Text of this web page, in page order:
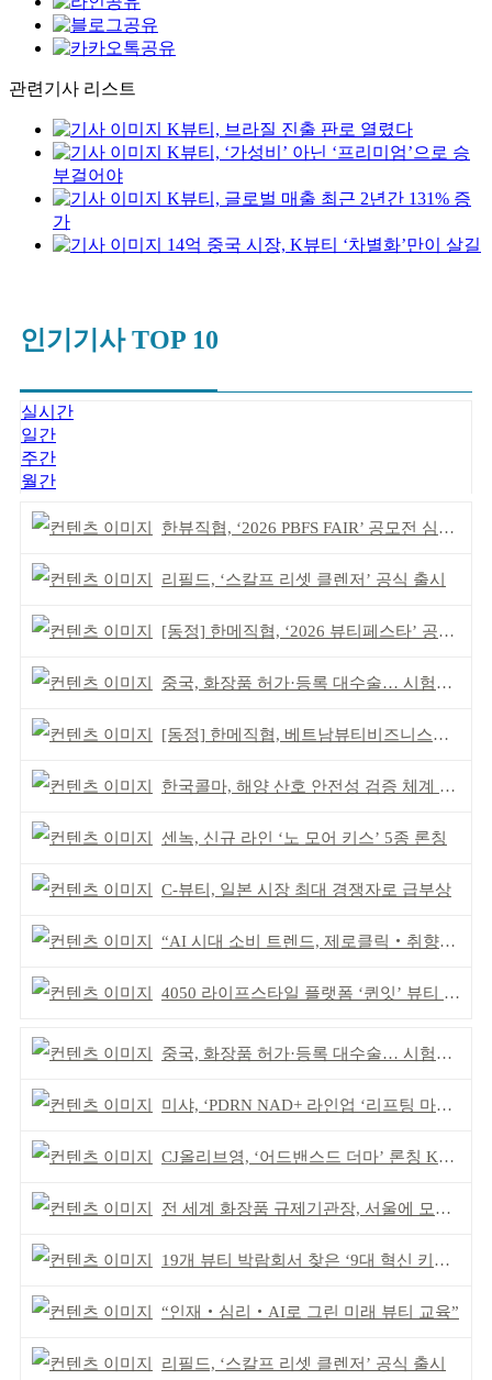
관련기사 리스트
K뷰티, 브라질 진출 판로 열렸다
K뷰티, ‘가성비’ 아닌 ‘프리미엄’으로 승
부걸어야
K뷰티, 글로벌 매출 최근 2년간 131% 증
가
14억 중국 시장, K뷰티 ‘차별화’만이 살길
인기기사 TOP 10
실시간
일간
주간
월간
한뷰직협, ‘2026 PBFS FAIR’ 공모전 심사 성료
리필드, ‘스칼프 리셋 클렌저’ 공식 출시
[동정] 한메직협, ‘2026 뷰티페스타’ 공동 주최
중국, 화장품 허가·등록 대수술… 시험자료 공용 허용
[동정] 한메직협, 베트남뷰티비즈니스협회와 MOU
한국콜마, 해양 산호 안전성 검증 체계 구축
센녹, 신규 라인 ‘노 모어 키스’ 5종 론칭
C-뷰티, 일본 시장 최대 경쟁자로 급부상
“AI 시대 소비 트렌드, 제로클릭‧취향표출‧아날로그”
4050 라이프스타일 플랫폼 ‘퀸잇’ 뷰티 성장세
중국, 화장품 허가·등록 대수술… 시험자료 공용 허용
미샤, ‘PDRN NAD+ 라인업 ‘리프팅 마스크’ 출시
CJ올리브영, ‘어드밴스드 더마’ 론칭 K더마 육성 박차
전 세계 화장품 규제기관장, 서울에 모인다
19개 뷰티 박람회서 찾은 ‘9대 혁신 키워드’
“인재‧심리‧AI로 그린 미래 뷰티 교육”
리필드, ‘스칼프 리셋 클렌저’ 공식 출시